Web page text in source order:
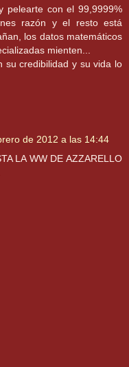
pelearte con el 99,9999%
razón y el resto está
los datos matemáticos
mienten...
su credibilidad y su vida lo
de 2012 a las 14:44
LA WW DE AZZARELLO